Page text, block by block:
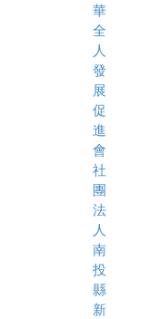
華
全
人
發
展
促
進
會
社
團
法
人
南
投
縣
新